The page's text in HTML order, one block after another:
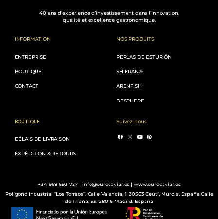
40 ans d’expérience d’investissement dans l’innovation,
qualité et excellence gastronomique.
INFORMATION
ENTREPRISE
BOUTIQUE
CONTACT
NOS PRODUITS
PERLAS DE ESTURIÓN
SHIKRÁN®
ARENFISH
BESPHERE
BOUTIQUE
DÉLAIS DE LIVRAISON
EXPÉDITION & RETOURS
Suivez-nous
+34 968 693 727 | info@eurocaviar.es | www.eurocaviar.es
Polígono Industrial “Los Torraos”. Calle Valencia, 1. 30563 Ceutí, Murcia. España Calle
de Triana, 53. 28016 Madrid. España